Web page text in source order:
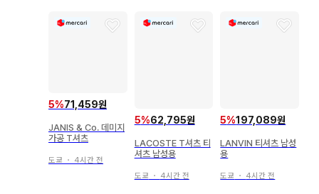
5%71,459원
JANIS & Co. 데미지
가공 T셔츠
도쿄 ・ 4시간 전
5%62,795원
LACOSTE T셔츠 티
셔츠 남성용
도쿄 ・ 4시간 전
5%197,089원
LANVIN 티셔츠 남성
용
도쿄 ・ 4시간 전